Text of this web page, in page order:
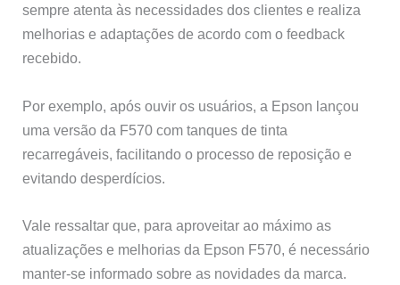
sempre atenta às necessidades dos clientes e realiza
melhorias e adaptações de acordo com o feedback
recebido.
Por exemplo, após ouvir os usuários, a Epson lançou
uma versão da F570 com tanques de tinta
recarregáveis, facilitando o processo de reposição e
evitando desperdícios.
Vale ressaltar que, para aproveitar ao máximo as
atualizações e melhorias da Epson F570, é necessário
manter-se informado sobre as novidades da marca.